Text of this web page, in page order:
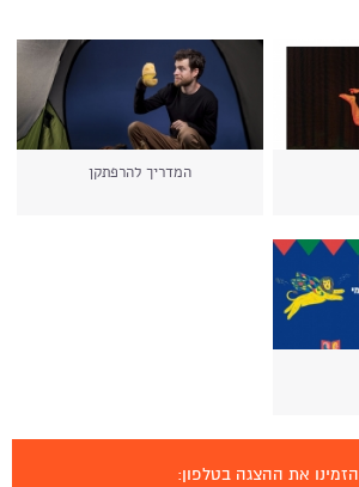
הזמינו את ההצגה בטלפון:
המדריך להרפתקן